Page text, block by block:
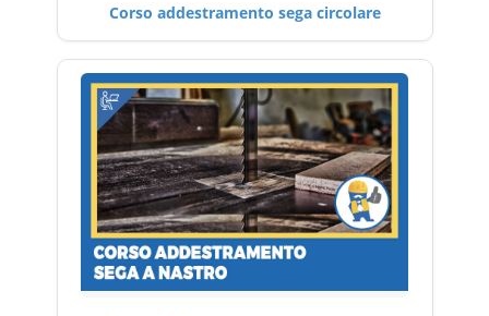
Corso addestramento sega circolare